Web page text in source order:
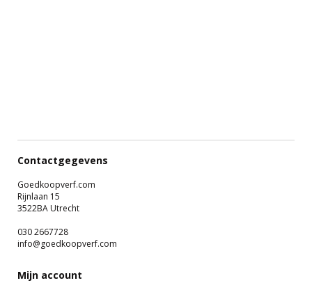
Contactgegevens
Goedkoopverf.com
Rijnlaan 15
3522BA Utrecht
030 2667728
info@goedkoopverf.com
Mijn account